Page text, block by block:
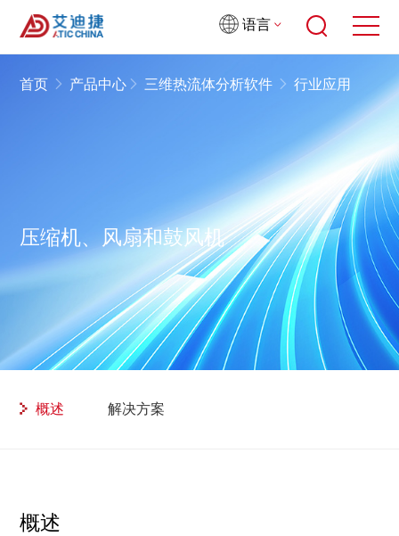
语言
压缩机、风扇和鼓风机
首页 产品中心 三维热流体分析软件 行业应用
概述 解决方案
概述